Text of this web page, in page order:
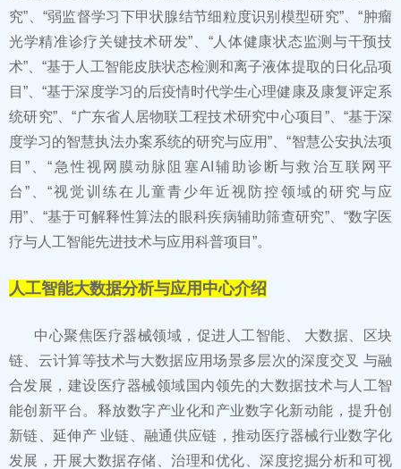
究”、“弱监督学习下甲状腺结节细粒度识别模型研究”、“肿瘤
光学精准诊疗关键技术研发”、“人体健康状态监测与干预技
术”、“基于人工智能皮肤状态检测和离子液体提取的日化品项
目”、“基于深度学习的后疫情时代学生心理健康及康复评定系
统研究”、“广东省人居物联工程技术研究中心项目”、“基于深
度学习的智慧执法办案系统的研究与应用”、“智慧公安执法项
目”、“急性视网膜动脉阻塞AI辅助诊断与救治互联网平
台”、“视觉训练在儿童青少年近视防控领域的研究与应
用”、“基于可解释性算法的眼科疾病辅助筛查研究”、“数字医
疗与人工智能先进技术与应用科普项目”。
人工智能大数据分析与应用中心介绍
中心聚焦医疗器械领域，促进人工智能、 大数据、区块
链、云计算等技术与大数据应用场景多层次的深度交叉 与融
合发展，建设医疗器械领域国内领先的大数据技术与人工智
能创新平台。释放数字产业化和产业数字化新动能，提升创
新链、延伸产 业链、融通供应链，推动医疗器械行业数字化
发展，开展大数据存储、治理和优化、深度挖掘分析和可视